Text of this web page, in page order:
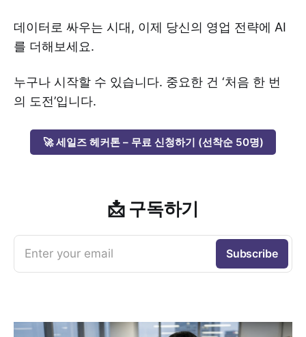
데이터로 싸우는 시대, 이제 당신의 영업 전략에 AI
를 더해보세요.
누구나 시작할 수 있습니다. 중요한 건 ‘처음 한 번
의 도전’입니다.
🚀 세일즈 헤커톤 – 무료 신청하기 (선착순 50명)
📩 구독하기
Enter your email Subscribe